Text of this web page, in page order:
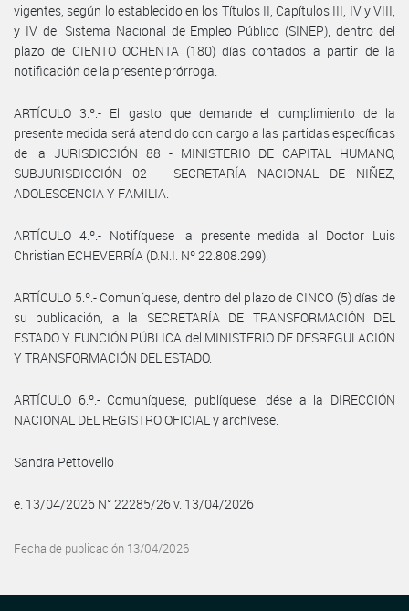
vigentes, según lo establecido en los Títulos II, Capítulos III, IV y VIII,
y IV del Sistema Nacional de Empleo Público (SINEP), dentro del
plazo de CIENTO OCHENTA (180) días contados a partir de la
notificación de la presente prórroga.
ARTÍCULO 3.º.- El gasto que demande el cumplimiento de la
presente medida será atendido con cargo a las partidas específicas
de la JURISDICCIÓN 88 - MINISTERIO DE CAPITAL HUMANO,
SUBJURISDICCIÓN 02 - SECRETARÍA NACIONAL DE NIÑEZ,
ADOLESCENCIA Y FAMILIA.
ARTÍCULO 4.º.- Notifíquese la presente medida al Doctor Luis
Christian ECHEVERRÍA (D.N.I. Nº 22.808.299).
ARTÍCULO 5.º.- Comuníquese, dentro del plazo de CINCO (5) días de
su publicación, a la SECRETARÍA DE TRANSFORMACIÓN DEL
ESTADO Y FUNCIÓN PÚBLICA del MINISTERIO DE DESREGULACIÓN
Y TRANSFORMACIÓN DEL ESTADO.
ARTÍCULO 6.º.- Comuníquese, publíquese, dése a la DIRECCIÓN
NACIONAL DEL REGISTRO OFICIAL y archívese.
Sandra Pettovello
e. 13/04/2026 N° 22285/26 v. 13/04/2026
Fecha de publicación 13/04/2026